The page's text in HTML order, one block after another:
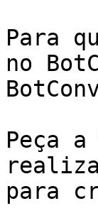
Para
no
Peça
para